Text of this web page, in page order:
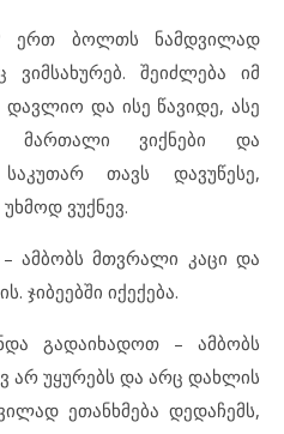
ერთ ბოლთს ნამდვილად
ვიმსახურებ. შეიძლება იმ
და ისე წავიდე, ასე
მართალი ვიქნები და
თავს დავუწესე,
ვუქნევ.
ამბობს მთვრალი კაცი და
ჯიბეებში იქექება.
გადაიხადოთ – ამბობს
არ უყურებს და არც დახლის
ეთანხმება დედაჩემს,